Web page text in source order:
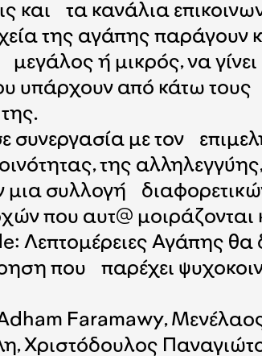
και τα κανάλια
της αγάπης
μεγάλος ή μικρός, να
υπάρχουν από κάτω
συνεργασία με τον
της
μια συλλογή
που αυτ@ μοιράζονται
Λεπτομέρειες Αγάπης
που παρέχει
Faramawy,
Χριστόδουλος